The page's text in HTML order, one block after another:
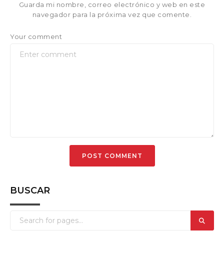
Guarda mi nombre, correo electrónico y web en este
navegador para la próxima vez que comente.
Your comment
BUSCAR